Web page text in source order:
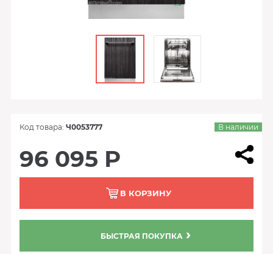
Код товара: Ч0053777 В наличии
96 095 Р
В КОРЗИНУ
БЫСТРАЯ ПОКУПКА